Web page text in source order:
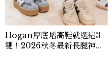
Hogan厚底增高鞋就選這3
雙！2026秋冬最新長腿神